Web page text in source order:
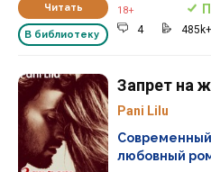
Читать
В библиотеку
18+
4 485k+
Запрет на
Pani Lilu
любовный